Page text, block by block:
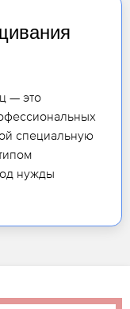
— это
специальную
нужды